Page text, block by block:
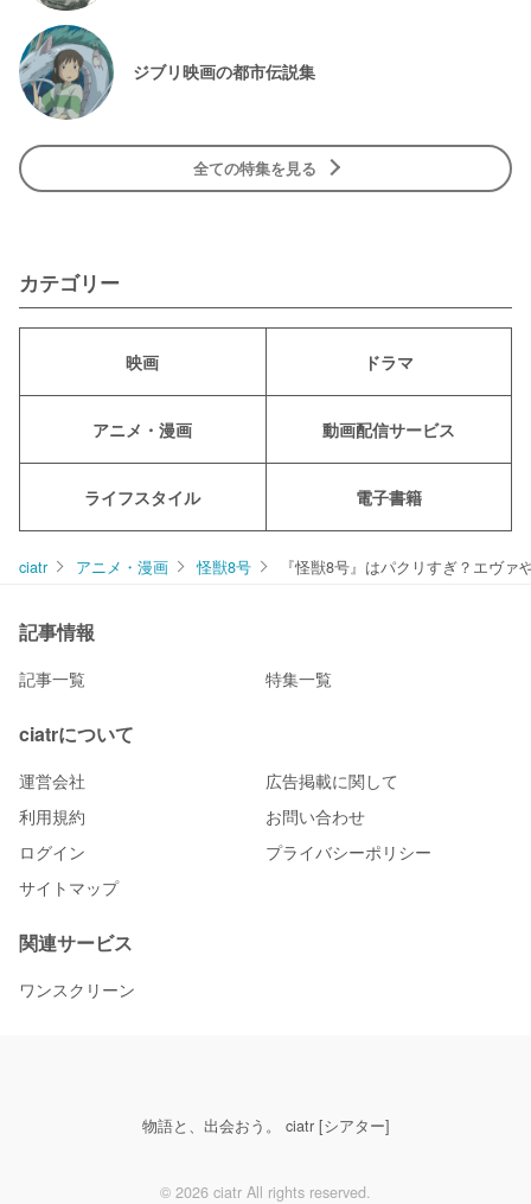
ジブリ映画の都市伝説集
全ての特集を見る
カテゴリー
映画 ドラマ
アニメ・漫画 動画配信サービス
ライフスタイル 電子書籍
ciatr アニメ・漫画 怪獣8号 『怪獣8号』はパクリすぎ？エヴ
記事情報
記事一覧 特集一覧
ciatrについて
運営会社
広告掲載に関して
利用規約
お問い合わせ
ログイン
プライバシーポリシー
サイトマップ
関連サービス
ワンスクリーン
物語と、出会おう。 ciatr [シアター]
© 2026 ciatr All rights reserved.